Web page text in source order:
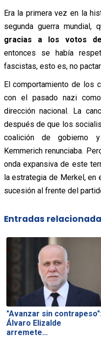
Era la primera vez en la
segunda guerra mundial,
gracias a los votos
entonces se había
fascistas, esto es, no
El comportamiento de los
con el pasado nazi
dirección nacional. La
después de que los
coalición de gobierno
Kemmerich renunciaba.
onda expansiva de este
la estrategia de Merkel, en
sucesión al frente del
Entradas
"Avanzar sin
Álvaro Elizalde
arremete…